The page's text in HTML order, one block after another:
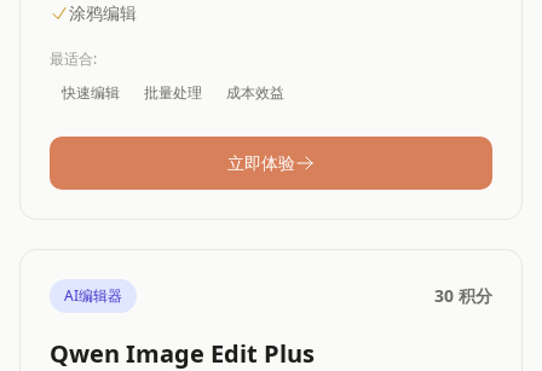
涂鸦编辑
最适合:
快速编辑
批量处理 成本效益
立即体验
AI编辑器 30 积分
Qwen Image Edit Plus